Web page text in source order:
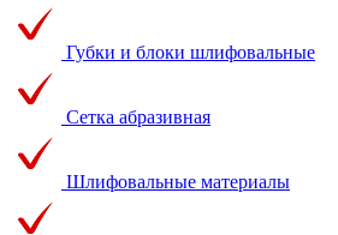
Губки и блоки шлифовальные
Сетка абразивная
Шлифовальные материалы